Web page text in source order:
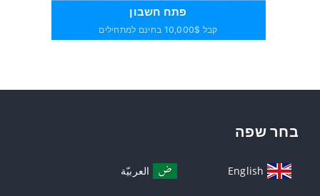
פתח חשבון
קבל 10,000$ בחינם למתחילים
בחר שפה
English العربيّة